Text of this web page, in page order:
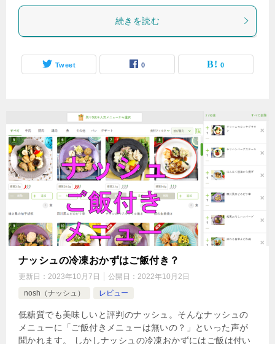
続きを読む
Tweet 0 0
ナッシュの冷凍おかずはご飯付き？
更新日： 2023年10月7日 公開日： 2022年10月2日
nosh（ナッシュ）
レビュー
低糖質でも美味しいと評判のナッシュ。そんなナッシュの
メニューに「ご飯付きメニューは無いの？」といった声が
聞かれます。 しかしナッシュの冷凍おかずにはご飯は付い